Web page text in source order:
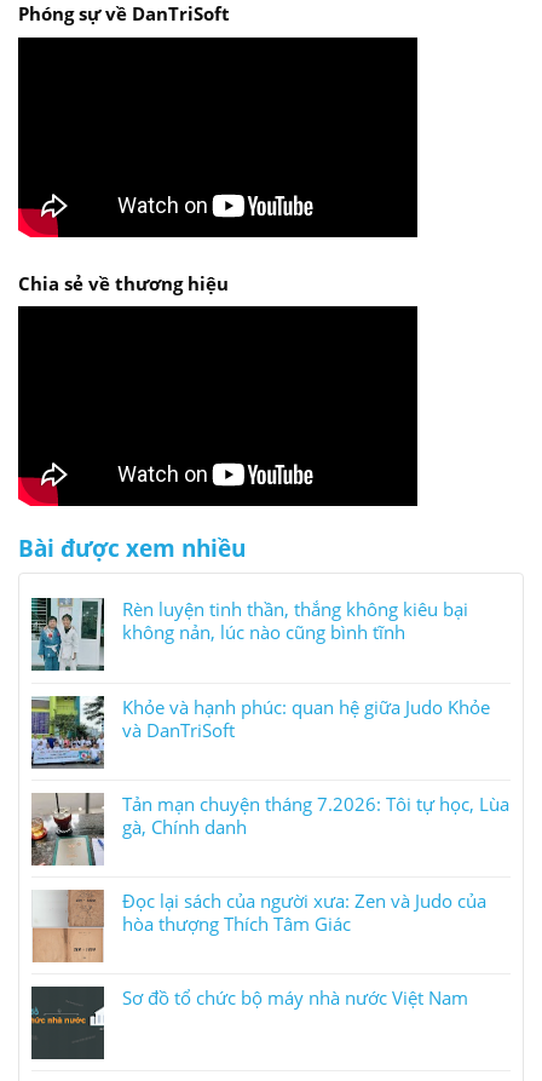
Phóng sự về DanTriSoft
Chia sẻ về thương hiệu
Bài được xem nhiều
Rèn luyện tinh thần, thắng không kiêu bại
không nản, lúc nào cũng bình tĩnh
Khỏe và hạnh phúc: quan hệ giữa Judo Khỏe
và DanTriSoft
Tản mạn chuyện tháng 7.2026: Tôi tự học, Lùa
gà, Chính danh
Đọc lại sách của người xưa: Zen và Judo của
hòa thượng Thích Tâm Giác
Sơ đồ tổ chức bộ máy nhà nước Việt Nam